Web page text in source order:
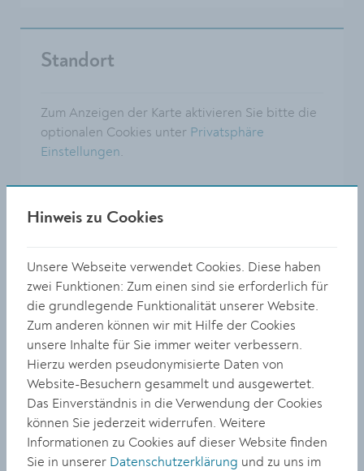
Standort
Zum Anzeigen der Karte aktivieren Sie bitte die
optionalen Cookies unter Privatsphäre
Einstellungen.
Adresse
Bertschingerstraße 13
3500 Krems
Hinweis zu Cookies
Unsere Webseite verwendet Cookies. Diese haben
zwei Funktionen: Zum einen sind sie erforderlich für
die grundlegende Funktionalität unserer Website.
Zum anderen können wir mit Hilfe der Cookies
unsere Inhalte für Sie immer weiter verbessern.
Hierzu werden pseudonymisierte Daten von
Website-Besuchern gesammelt und ausgewertet.
Das Einverständnis in die Verwendung der Cookies
können Sie jederzeit widerrufen. Weitere
Informationen zu Cookies auf dieser Website finden
Sie in unserer Datenschutzerklärung und zu uns im